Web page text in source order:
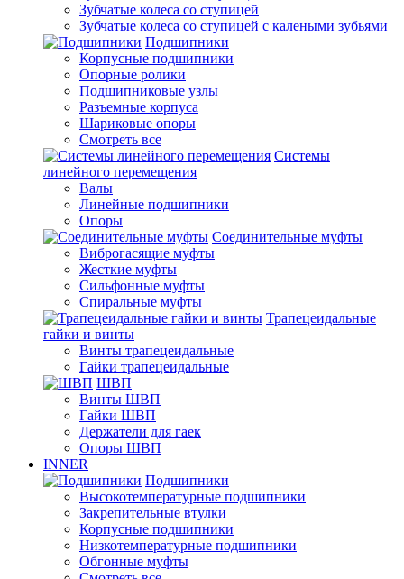
Зубчатые колеса со ступицей
Зубчатые колеса со ступицей с калеными зубьями
Подшипники
Корпусные подшипники
Опорные ролики
Подшипниковые узлы
Разъемные корпуса
Шариковые опоры
Смотреть все
Системы
линейного перемещения
Валы
Линейные подшипники
Опоры
Соединительные муфты
Виброгасящие муфты
Жесткие муфты
Сильфонные муфты
Спиральные муфты
Трапецеидальные
гайки и винты
Винты трапецеидальные
Гайки трапецеидальные
ШВП
Винты ШВП
Гайки ШВП
Держатели для гаек
Опоры ШВП
INNER
Подшипники
Высокотемпературные подшипники
Закрепительные втулки
Корпусные подшипники
Низкотемпературные подшипники
Обгонные муфты